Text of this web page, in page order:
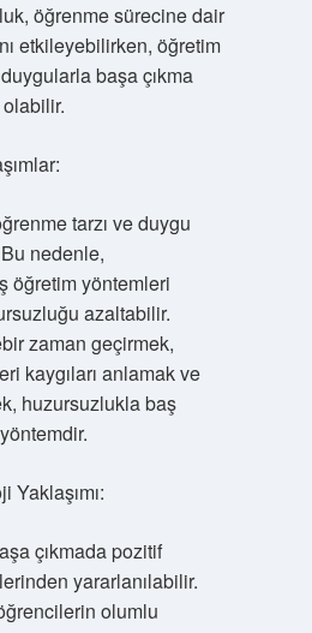
öğrenme sürecine dair
etkileyebilirken, öğretim
başa çıkma
tarzı ve duygu
Bu nedenle,
öğretim yöntemleri
azaltabilir.
zaman geçirmek,
kaygıları anlamak ve
huzursuzlukla baş
Yaklaşımı:
çıkmada pozitif
yararlanılabilir.
olumlu